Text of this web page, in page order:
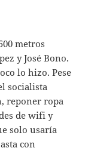
metros
y José Bono.
lo hizo. Pese
socialista
reponer ropa
de wifi y
solo usaría
con